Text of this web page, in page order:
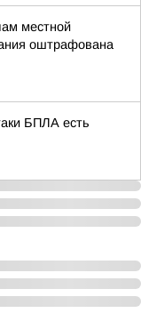
местной
оштрафована
БПЛА есть